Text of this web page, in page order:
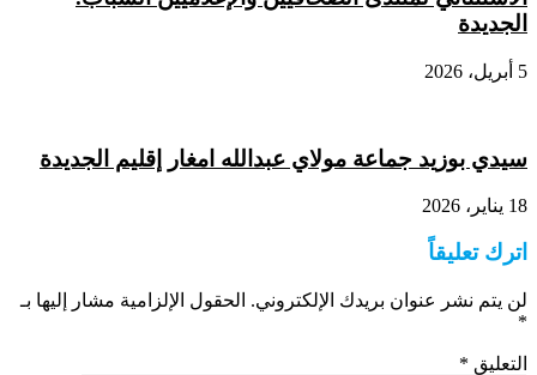
الجديدة
5 أبريل، 2026
سيدي بوزيد جماعة مولاي عبدالله امغار إقليم الجديدة
18 يناير، 2026
اترك تعليقاً
لن يتم نشر عنوان بريدك الإلكتروني. الحقول الإلزامية مشار إليها بـ
*
التعليق *